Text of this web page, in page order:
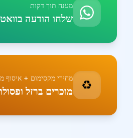
מענה תוך דקות
שלחו הודעה
♻️ מחירי מקסימום + איסוף
מוכרים ברזל